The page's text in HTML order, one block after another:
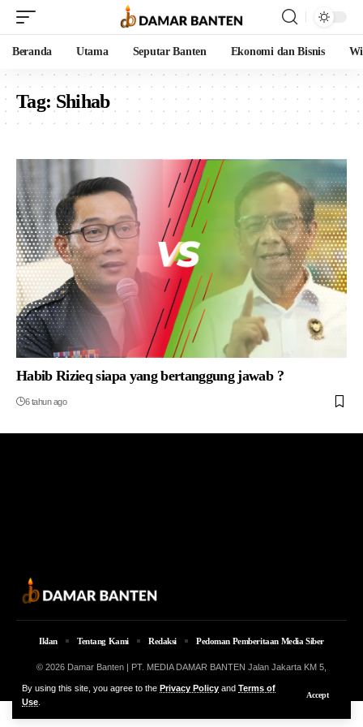
By using this site, you agree to the Privacy Policy and Terms of
Use
Accept
Beranda Utama Seputar Banten Ekonomi dan Bisnis
Tag:Shihab
Habib Rizieq siapa yang bertanggung jawab ?
6 tahun ago
© 2026 Damar Banten | PT. MEDIA DAMAR BANTEN Jalan Jakarta KM 5,
Iklan Tentang Kami Redaksi Pedoman Pemberitaan Media Siber